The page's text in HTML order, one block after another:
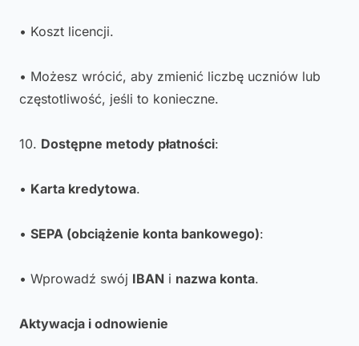
• Koszt licencji.
• Możesz wrócić, aby zmienić liczbę uczniów lub
częstotliwość, jeśli to konieczne.
10. Dostępne metody płatności:
• Karta kredytowa.
• SEPA (obciążenie konta bankowego):
• Wprowadź swój IBAN i nazwa konta.
Aktywacja i odnowienie